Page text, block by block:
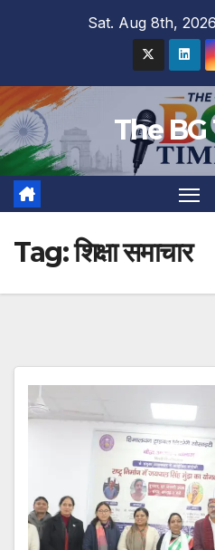
Sat. Aug 8th, 2026
The
Tag:शिक्षा समाचार